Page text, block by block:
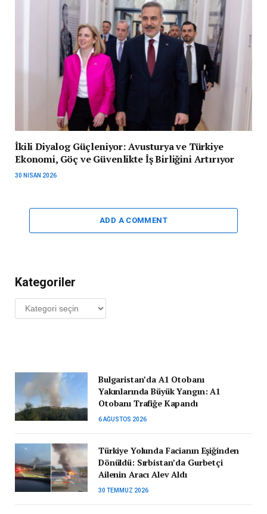
İkili Diyalog Güçleniyor: Avusturya ve Türkiye
Ekonomi, Göç ve Güvenlikte İş Birliğini Artırıyor
30 NISAN 2026
ADD A COMMENT
Kategoriler
Kategoriler
Bulgaristan’da A1 Otobanı
Yakınlarında Büyük Yangın: A1
Otobanı Trafiğe Kapandı
6 AĞUSTOS 2026
Türkiye Yolunda Facianın Eşiğinden
Dönüldü: Sırbistan’da Gurbetçi
Ailenin Aracı Alev Aldı
30 TEMMUZ 2026